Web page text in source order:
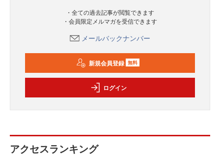
・全ての過去記事が閲覧できます
・会員限定メルマガを受信できます
メールバックナンバー
新規会員登録 無料
ログイン
アクセスランキング